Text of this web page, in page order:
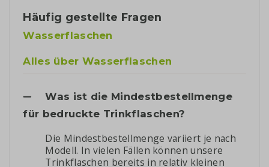
Häufig gestellte Fragen
Wasserflaschen
Alles über Wasserflaschen
Was ist die Mindestbestellmenge
für bedruckte Trinkflaschen?
Die Mindestbestellmenge variiert je nach
Modell. In vielen Fällen können unsere
Trinkflaschen bereits in relativ kleinen